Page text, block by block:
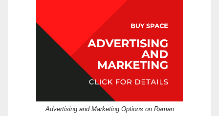
Advertising and Marketing Options on Raman